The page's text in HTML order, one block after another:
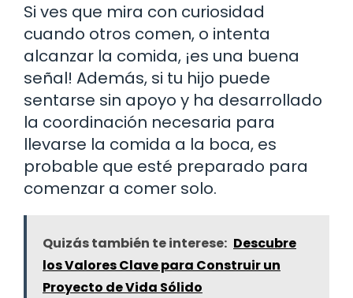
Si ves que mira con curiosidad
cuando otros comen, o intenta
alcanzar la comida, ¡es una buena
señal! Además, si tu hijo puede
sentarse sin apoyo y ha desarrollado
la coordinación necesaria para
llevarse la comida a la boca, es
probable que esté preparado para
comenzar a comer solo.
Quizás también te interese: Descubre
los Valores Clave para Construir un
Proyecto de Vida Sólido